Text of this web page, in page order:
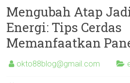
Mengubah Atap
Energi: Tips Cerdas
Memanfaatkan
okto88blog@gmail.com